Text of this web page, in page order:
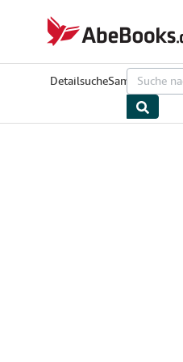
AbeBooks.de
DetailsucheSammlungen